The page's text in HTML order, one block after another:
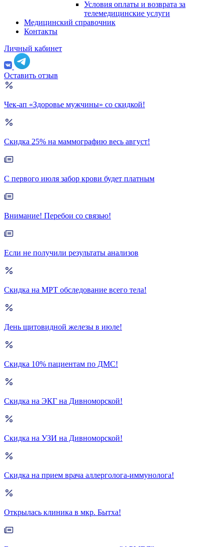
Условия оплаты и возврата за
телемедицинские услуги
Медицинский справочник
Контакты
Личный кабинет
Оставить отзыв
Чек-ап «Здоровье мужчины» со скидкой!
Скидка 25% на маммографию весь август!
С первого июля забор крови будет платным
Внимание! Перебои со связью!
Если не получили результаты анализов
Скидка на МРТ обследование всего тела!
День щитовидной железы в июле!
Скидка 10% пациентам по ДМС!
Скидка на ЭКГ на Дивноморской!
Скидка на УЗИ на Дивноморской!
Скидка на прием врача аллерголога-иммунолога!
Открылась клиника в мкр. Бытха!